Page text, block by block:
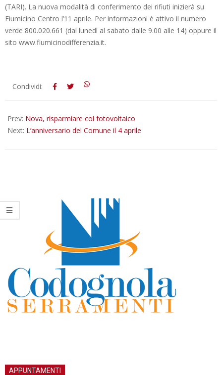
(TARI). La nuova modalità di conferimento dei rifiuti inizierà su
Fiumicino Centro l’11 aprile. Per informazioni è attivo il numero
verde 800.020.661 (dal lunedì al sabato dalle 9.00 alle 14) oppure il
sito www.fiumicinodifferenzia.it.
2016-
Condividi:
Prev: Nova, risparmiare col fotovoltaico
Next: L’anniversario del Comune il 4 aprile
APPUNTAMENTI